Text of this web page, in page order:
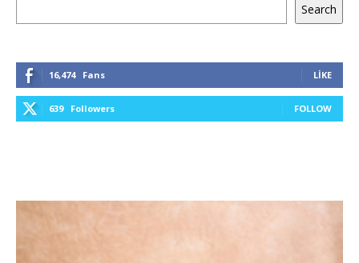
Search
16,474 Fans LIKE
639 Followers FOLLOW